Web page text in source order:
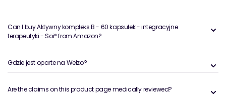
Can I buy Aktywny kompleks B - 60 kapsułek - integracyjne
terapeutyki - Soi* from Amazon?
Gdzie jest oparte na Welzo?
Are the claims on this product page medically reviewed?